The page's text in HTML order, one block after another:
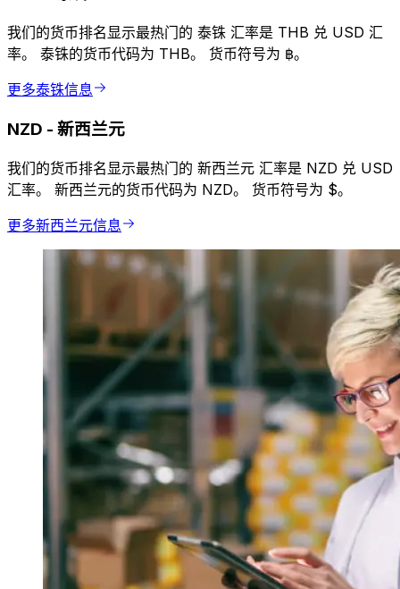
我们的货币排名显示最热门的 泰铢 汇率是 THB 兑 USD 汇
率。 泰铢的货币代码为 THB。 货币符号为 ฿。
更多泰铢信息
NZD - 新西兰元
我们的货币排名显示最热门的 新西兰元 汇率是 NZD 兑 USD
汇率。 新西兰元的货币代码为 NZD。 货币符号为 $。
更多新西兰元信息